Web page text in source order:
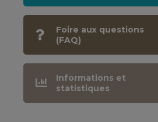
Foire aux questions
(FAQ)
Informations et
statistiques